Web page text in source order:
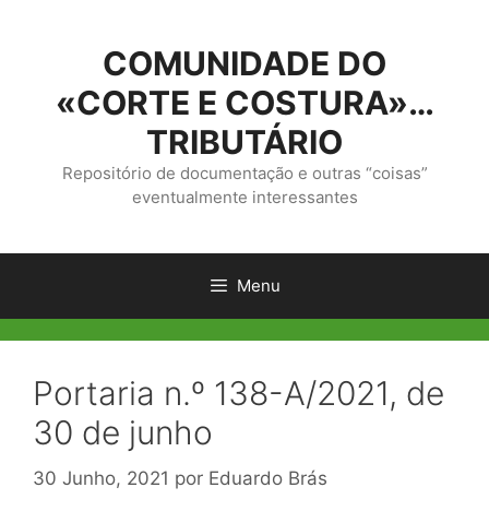
conteúdo
COMUNIDADE DO
«CORTE E COSTURA»…
TRIBUTÁRIO
Repositório de documentação e outras “coisas”
eventualmente interessantes
Menu
Portaria n.º 138-A/2021, de
30 de junho
30 Junho, 2021 por Eduardo Brás